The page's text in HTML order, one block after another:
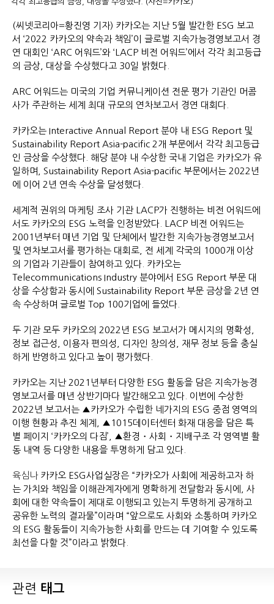
각각 최고등급의 금상, 대상을 수상했다. (사진=카카오)
(씨넷코리아=황진영 기자) 카카오는 지난 5월 발간한 ESG 보고
서 ‘2022 카카오의 약속과 책임’이 글로벌 지속가능경영보고서 경
연 대회인 ‘ARC 어워드’와 ‘LACP 비전 어워드’에서 각각 최고등급
의 금상, 대상을 수상했다고 30일 밝혔다.
ARC 어워드는 미국의 기업 커뮤니케이션 전문 평가 기관인 머콤
사가 주관하는 세계 최대 규모의 연차보고서 경연 대회다.
카카오는 Interactive Annual Report 분야 내 ESG Report 및
Sustainability Report Asia-pacific 2개 부문에서 각각 최고등급
인 금상을 수상했다. 해당 분야 내 수상한 국내 기업은 카카오가 유
일하며, Sustainability Report Asia-pacific 부문에서는 2022년
에 이어 2년 연속 수상을 달성했다.
세계적 권위의 마케팅 조사 기관 LACP가 진행하는 비전 어워드에
서도 카카오의 ESG 노력을 인정받았다. LACP 비전 어워드는
2001년부터 매년 기업 및 단체에서 발간한 지속가능경영보고서
및 연차보고서를 평가하는 대회로, 전 세계 각국의 1000개 이상
의 기업과 기관들이 참여하고 있다. 카카오는
Telecommunications Industry 분야에서 ESG Report 부문 대
상을 수상함과 동시에 Sustainability Report 부문 금상을 2년 연
속 수상하며 글로벌 Top 100기업에 들었다.
두 기관 모두 카카오의 2022년 ESG 보고서가 메시지의 명확성,
정보 접근성, 이용자 편의성, 디자인 창의성, 재무 정보 등을 충실
하게 반영하고 있다고 높이 평가했다.
카카오는 지난 2021년부터 다양한 ESG 활동을 담은 지속가능경
영보고서를 매년 상반기마다 발간해오고 있다. 이번에 수상한
2022년 보고서는 ▲카카오가 수립한 네가지의 ESG 중점 영역의
이행 현황과 추진 체계, ▲1015데이터센터 화재 대응을 담은 특
별 페이지 ‘카카오의 다짐’, ▲환경・사회・지배구조 각 영역별 활
동 내역 등 다양한 내용을 투명하게 담고 있다.
육심나 카카오 ESG사업실장은 “카카오가 사회에 제공하고자 하
는 가치와 책임을 이해관계자에게 명확하게 전달함과 동시에, 사
회에 대한 약속들이 제대로 이행되고 있는지 투명하게 공개하고
공유한 노력의 결과물”이라며 “앞으로도 사회와 소통하며 카카오
의 ESG 활동들이 지속가능한 사회를 만드는 데 기여할 수 있도록
최선을 다할 것”이라고 밝혔다.
관련 태그